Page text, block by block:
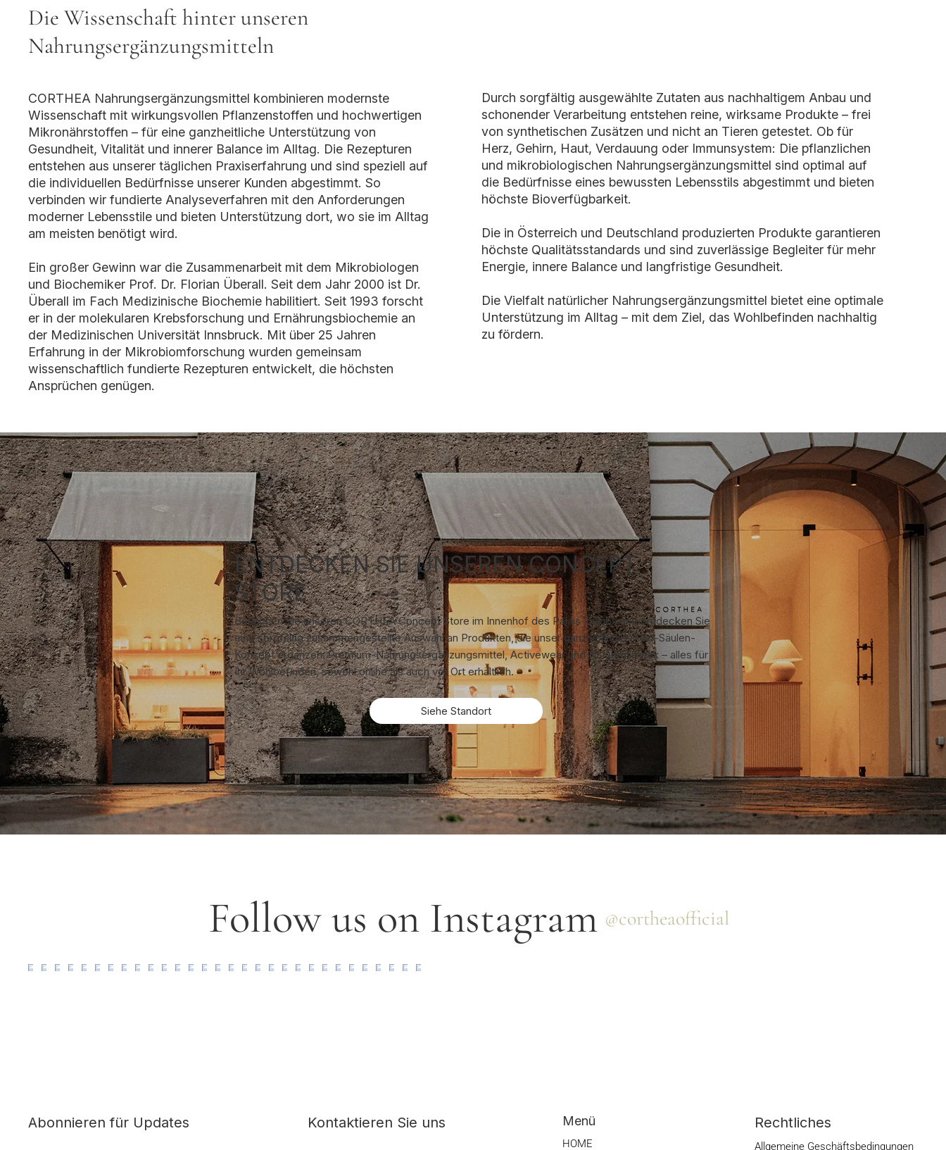
Die Wissenschaft hinter unseren
Nahrungsergänzungsmitteln
CORTHEA Nahrungsergänzungsmittel kombinieren modernste
Wissenschaft mit wirkungsvollen Pflanzenstoffen und hochwertigen
Mikronährstoffen – für eine ganzheitliche Unterstützung von
Gesundheit, Vitalität und innerer Balance im Alltag. Die Rezepturen
entstehen aus unserer täglichen Praxiserfahrung und sind speziell auf
die individuellen Bedürfnisse unserer Kunden abgestimmt. So
verbinden wir fundierte Analyseverfahren mit den Anforderungen
moderner Lebensstile und bieten Unterstützung dort, wo sie im Alltag
am meisten benötigt wird.
Ein großer Gewinn war die Zusammenarbeit mit dem Mikrobiologen
und Biochemiker Prof. Dr. Florian Überall. Seit dem Jahr 2000 ist Dr.
Überall im Fach Medizinische Biochemie habilitiert. Seit 1993 forscht
er in der molekularen Krebsforschung und Ernährungsbiochemie an
der Medizinischen Universität Innsbruck. Mit über 25 Jahren
Erfahrung in der Mikrobiomforschung wurden gemeinsam
wissenschaftlich fundierte Rezepturen entwickelt, die höchsten
Ansprüchen genügen.
Durch sorgfältig ausgewählte Zutaten aus nachhaltigem Anbau und
schonender Verarbeitung entstehen reine, wirksame Produkte – frei
von synthetischen Zusätzen und nicht an Tieren getestet. Ob für
Herz, Gehirn, Haut, Verdauung oder Immunsystem: Die pflanzlichen
und mikrobiologischen Nahrungsergänzungsmittel sind optimal auf
die Bedürfnisse eines bewussten Lebensstils abgestimmt und bieten
höchste Bioverfügbarkeit.
Die in Österreich und Deutschland produzierten Produkte garantieren
höchste Qualitätsstandards und sind zuverlässige Begleiter für mehr
Energie, innere Balance und langfristige Gesundheit.
Die Vielfalt natürlicher Nahrungsergänzungsmittel bietet eine optimale
Unterstützung im Alltag – mit dem Ziel, das Wohlbefinden nachhaltig
zu fördern.
ENTDECKEN SIE UNSEREN CONCEPT
STORE
Besuchen Sie unseren CORTHEA Concept Store im Innenhof des Palais Trapps und entdecken Sie
eine sorgfältig zusammengestellte Auswahl an Produkten, die unser ganzheitliches Vier-Säulen-
Konzept ergänzen: Premium-Nahrungsergänzungsmittel, Activewear und Naturkosmetik – alles für
Ihr Wohlbefinden, sowohl online als auch vor Ort erhältlich.
Siehe Standort
Follow us on Instagram @cortheaofficial
Menü
HOME
Kontaktieren Sie uns
Abonnieren für Updates Rechtliches
Allgemeine Geschäftsbedingungen